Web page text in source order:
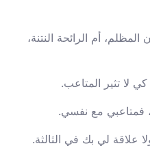
أم الرائحة النتنة،
لا تثير المتاعب.
فمتاعبي مع نفسي.
علاقة لي بك في الثالثة.